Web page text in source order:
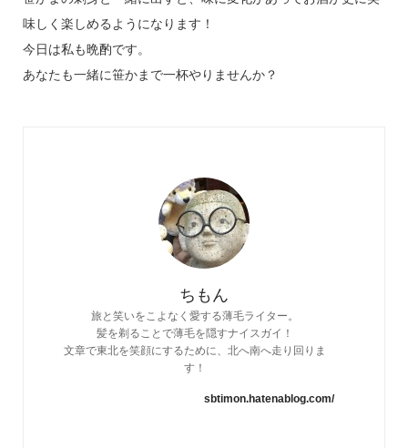
味しく楽しめるようになります！
今日は私も晩酌です。
あなたも一緒に笹かまで一杯やりませんか？
ちもん
旅と笑いをこよなく愛する薄毛ライター。
髪を剃ることで薄毛を隠すナイスガイ！
文章で東北を笑顔にするために、北へ南へ走り回りま
す！
sbtimon.hatenablog.com/